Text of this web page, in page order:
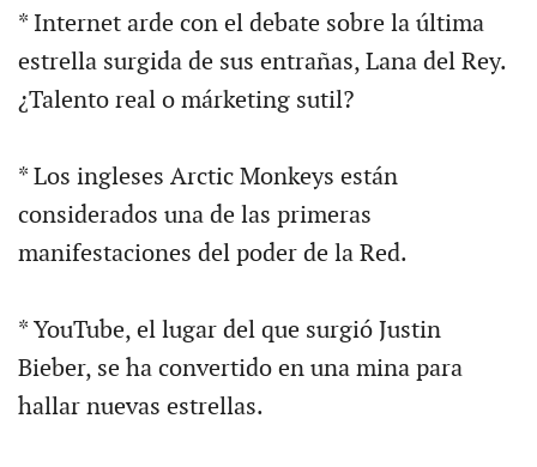
* Internet arde con el debate sobre la última
estrella surgida de sus entrañas, Lana del Rey.
¿Talento real o márketing sutil?
* Los ingleses Arctic Monkeys están
considerados una de las primeras
manifestaciones del poder de la Red.
* YouTube, el lugar del que surgió Justin
Bieber, se ha convertido en una mina para
hallar nuevas estrellas.